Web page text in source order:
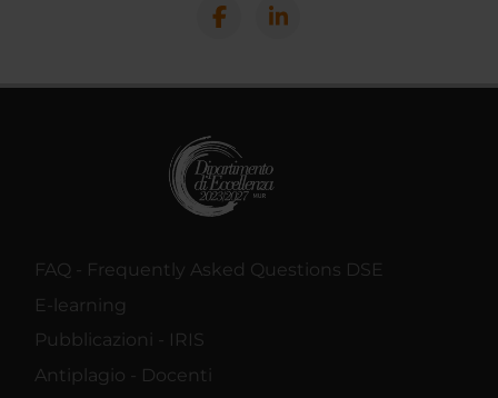
FAQ - Frequently Asked Questions DSE
E-learning
Pubblicazioni - IRIS
Antiplagio - Docenti